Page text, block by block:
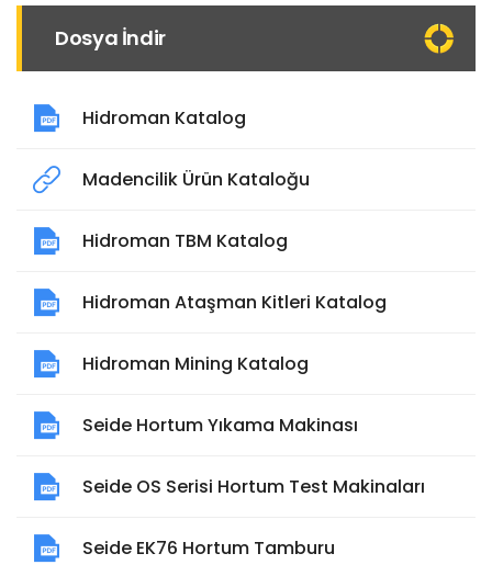
Dosya İndir
Hidroman Katalog
Madencilik Ürün Kataloğu
Hidroman TBM Katalog
Hidroman Ataşman Kitleri Katalog
Hidroman Mining Katalog
Seide Hortum Yıkama Makinası
Seide OS Serisi Hortum Test Makinaları
Seide EK76 Hortum Tamburu